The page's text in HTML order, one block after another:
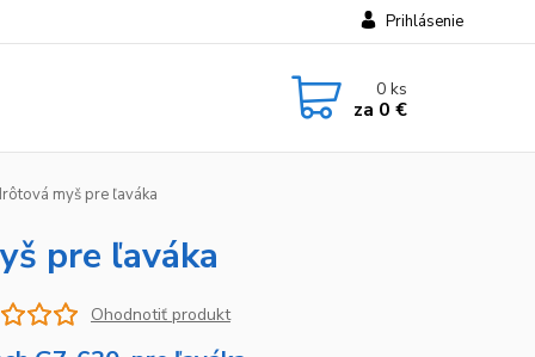
Prihlásenie
0ks
za 0 €
myš pre ľaváka
pre ľaváka
Ohodnotiť produkt